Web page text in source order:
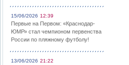
15/06/2026 12:39
Первые на Первом: «Краснодар-
ЮМР» стал чемпионом первенства
России по пляжному футболу!
13/06/2026 21:22